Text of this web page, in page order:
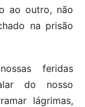
ao outro, não
na prisão
feridas
do nosso
lágrimas,